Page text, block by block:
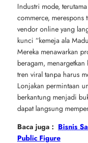
Industri mode,
commerce, merespons
vendor online yang
kunci “kemeja ala
Mereka menawarkan
beragam,
tren viral tanpa harus
Lonjakan permintaan
berkantung menjadi
dapat langsung
Baca juga : Bisnis
Public Figure